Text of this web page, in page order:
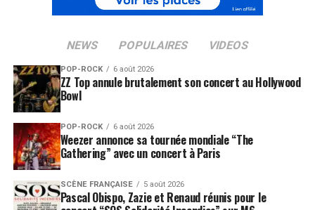
NEWS POPULAIRES VIDEOS
POP-ROCK 6 août 2026
ZZ Top annule brutalement son concert au Hollywood
Bowl
POP-ROCK 6 août 2026
Weezer annonce sa tournée mondiale “The
Gathering” avec un concert à Paris
SCÈNE FRANÇAISE 5 août 2026
Pascal Obispo, Zazie et Renaud réunis pour le